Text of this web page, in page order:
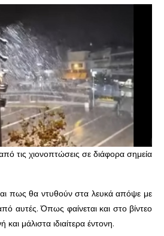
τις χιονοπτώσεις σε διάφορα σημεία
πως θα ντυθούν στα λευκά απόψε με
αυτές. Όπως φαίνεται και στο βίντεο
και μάλιστα ιδιαίτερα έντονη.